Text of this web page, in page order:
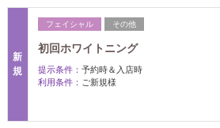
新
規
フェイシャル その他
初回ホワイトニング
提示条件： 予約時＆入店時
利用条件： ご新規様